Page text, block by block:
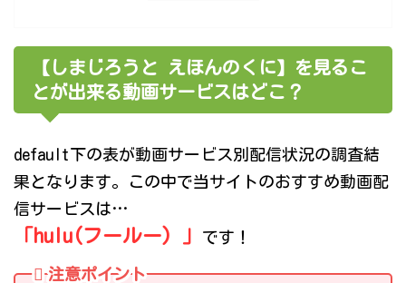
【しまじろうと えほんのくに】を見るこ
とが出来る動画サービスはどこ？
default下の表が動画サービス別配信状況の調査結
果となります。この中で当サイトのおすすめ動画配
信サービスは…
「hulu(フールー) 」 です！
注意ポイント